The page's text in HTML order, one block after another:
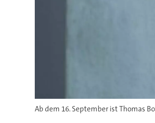
Ab dem 16. September ist Thomas